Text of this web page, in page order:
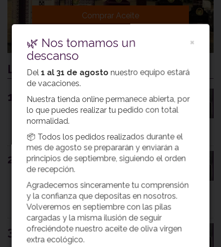
Comprar Aceite
Los 10 últimos premios
1
Italia 2026
Nuestro AOVE Coupage Natural ha sido
galardonado con Extragold Medal en los
Premios Biol ...
2
Coupage Natural galardonado con
Medalla de Oro en Denominación de
Origen de Baena
Nuestro AOVE Coupage Natural ha sido
distinguido con la Medalla de Oro en los
XXXIII ...
3
Coupage Natural galardonado en la
Diputación de Córdoba 2026
×
🌿 Nos tomamos un
descanso
Del 1 al 31 de agosto nuestro equipo estará
de vacaciones.
Nuestra tienda online permanece abierta, por
lo que puedes realizar tu pedido con total
normalidad.
📦 Todos los pedidos realizados durante el
mes de agosto se prepararán y enviarán a
principios de septiembre, siguiendo el orden
de recepción.
Agradecemos sinceramente tu comprensión
y la confianza que depositas en nosotros.
Volveremos en septiembre con las pilas
cargadas y la misma ilusión de seguir
ofreciéndote nuestro aceite de oliva virgen
extra ecológico.